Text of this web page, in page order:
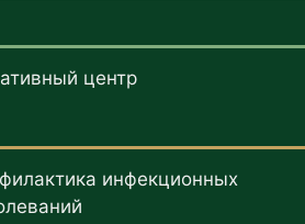
центр
инфекционных